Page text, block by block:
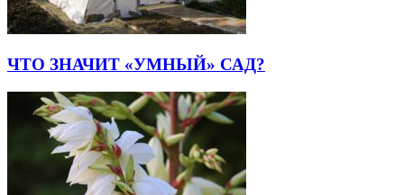
ЧТО ЗНАЧИТ «УМНЫЙ» САД?